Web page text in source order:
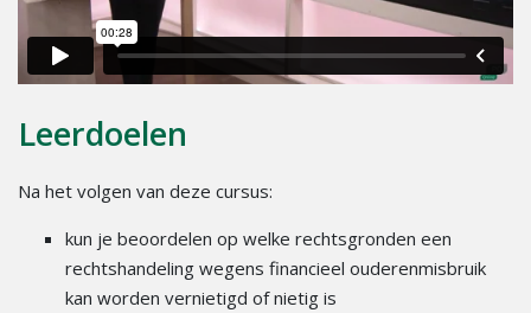
Leerdoelen
Na het volgen van deze cursus:
kun je beoordelen op welke rechtsgronden een
rechtshandeling wegens financieel ouderenmisbruik
kan worden vernietigd of nietig is